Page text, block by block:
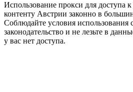
Использование прокси для доступа
контенту Австрии законно в
Соблюдайте условия использования
законодательство и не лезьте в
у вас нет доступа.